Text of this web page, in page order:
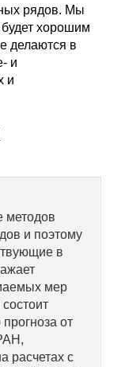
рядов. Мы
хорошим
делаются в
и
и
методов
и поэтому
в
мер
прогноза от
расчетах с